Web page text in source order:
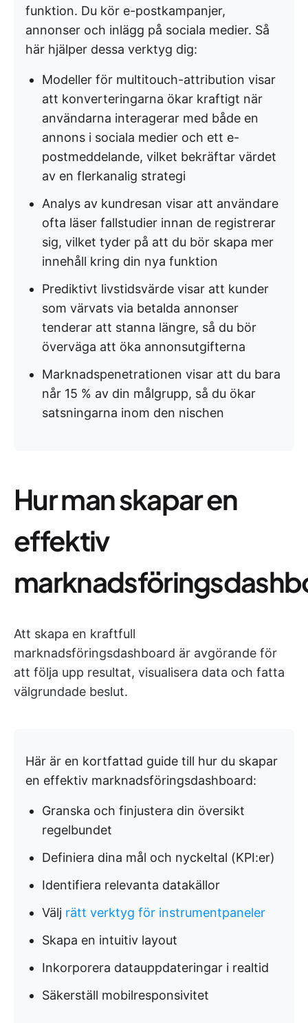
funktion. Du kör e-postkampanjer,
annonser och inlägg på sociala medier. Så
här hjälper dessa verktyg dig:
Modeller för multitouch-attribution visar
att konverteringarna ökar kraftigt när
användarna interagerar med både en
annons i sociala medier och ett e-
postmeddelande, vilket bekräftar värdet
av en flerkanalig strategi
Analys av kundresan visar att användare
ofta läser fallstudier innan de registrerar
sig, vilket tyder på att du bör skapa mer
innehåll kring din nya funktion
Prediktivt livstidsvärde visar att kunder
som värvats via betalda annonser
tenderar att stanna längre, så du bör
överväga att öka annonsutgifterna
Marknadspenetrationen visar att du bara
når 15 % av din målgrupp, så du ökar
satsningarna inom den nischen
Hur man skapar en
effektiv
Att skapa en kraftfull
marknadsföringsdashboard är avgörande för
att följa upp resultat, visualisera data och fatta
välgrundade beslut.
Här är en kortfattad guide till hur du skapar
en effektiv marknadsföringsdashboard:
Granska och finjustera din översikt
regelbundet
Definiera dina mål och nyckeltal (KPI:er)
Identifiera relevanta datakällor
Välj rätt verktyg för instrumentpaneler
Skapa en intuitiv layout
Inkorporera datauppdateringar i realtid
Säkerställ mobilresponsivitet